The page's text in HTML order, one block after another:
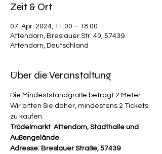
Zeit & Ort
07. Apr. 2024, 11:00 – 18:00
Attendorn, Breslauer Str. 40, 57439
Attendorn, Deutschland
Über die Veranstaltung
Die Mindeststandgröße beträgt 2 Meter.
Wir bitten Sie daher, mindestens 2 Tickets
zu kaufen.
Trödelmarkt  Attendorn, Stadthalle und
Außengelände
Adresse: Breslauer Straße, 57439